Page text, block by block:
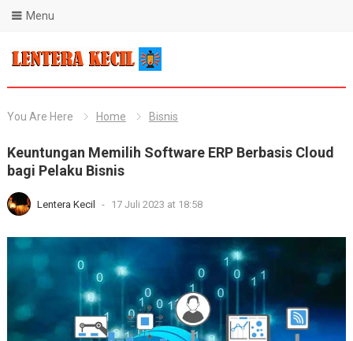
Blog Lentera Kecil
Menu
You Are Here Home Bisnis
Keuntungan Memilih Software ERP Berbasis Cloud
bagi Pelaku Bisnis
Lentera Kecil - 17 Juli 2023 at 18:58